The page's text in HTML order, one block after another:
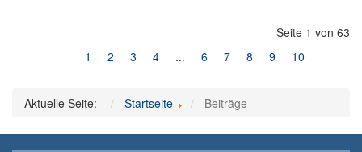
Seite 1 von 63
1
2 3 4 ... 6 7 8 9 10
Aktuelle Seite: Startseite Beiträge